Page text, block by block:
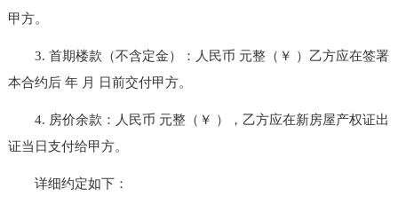
甲方。
3. 首期楼款（不含定金）：人民币 元整（￥ ）乙方应在签署
本合约后 年 月 日前交付甲方。
4. 房价余款：人民币 元整（￥ ），乙方应在新房屋产权证出
证当日支付给甲方。
详细约定如下：